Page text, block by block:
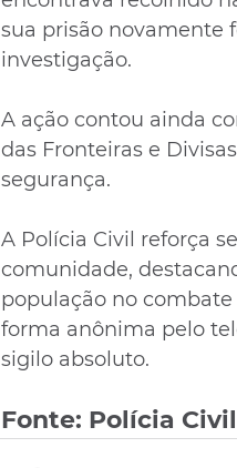
sua prisão novamente
investigação.
A ação contou ainda
das Fronteiras e
segurança.
A Polícia Civil reforça
comunidade,
população no
forma anônima pelo
sigilo absoluto.
Fonte: Polícia Civil